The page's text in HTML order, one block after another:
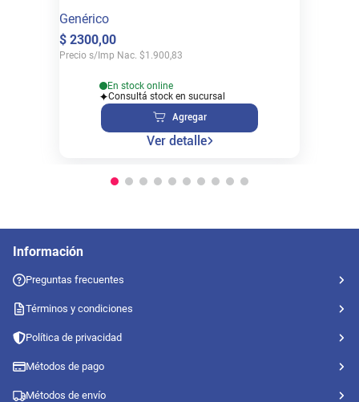
Genérico
$ 2300,00
Precio s/Imp Nac. $1.900,83
En stock online
Consultá stock en sucursal
Agregar
Ver detalle
Información
Preguntas frecuentes
Términos y condiciones
Política de privacidad
Métodos de pago
Métodos de envío